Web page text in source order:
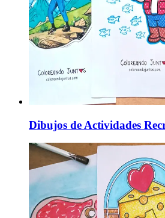
Dibujos de Actividades